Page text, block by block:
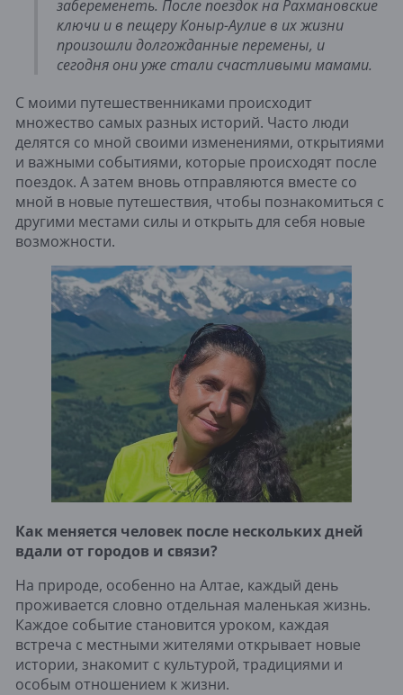
забеременеть. После поездок на Рахмановские
ключи и в пещеру Коныр-Аулие в их жизни
произошли долгожданные перемены, и
сегодня они уже стали счастливыми мамами.
С моими путешественниками происходит
множество самых разных историй. Часто люди
делятся со мной своими изменениями, открытиями
и важными событиями, которые происходят после
поездок. А затем вновь отправляются вместе со
мной в новые путешествия, чтобы познакомиться с
другими местами силы и открыть для себя новые
возможности.
Как меняется человек после нескольких дней
вдали от городов и связи?
На природе, особенно на Алтае, каждый день
проживается словно отдельная маленькая жизнь.
Каждое событие становится уроком, каждая
встреча с местными жителями открывает новые
истории, знакомит с культурой, традициями и
особым отношением к жизни.